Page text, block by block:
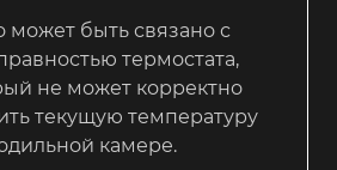
может быть связано с
термостата,
не может корректно
текущую температуру
камере.